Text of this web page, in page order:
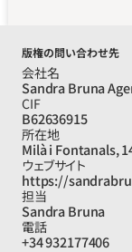
版権の問い合わせ先
会社名
Sandra Bruna
CIF
B62636915
所在地
Milà i Fontanals,
ウェブサイト
https://
担当
Sandra Bruna
電話
+34 932177406